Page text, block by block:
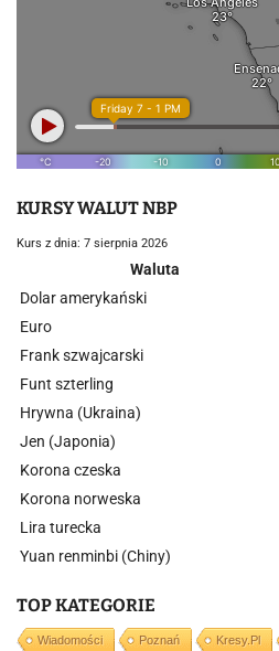
KURSY WALUT NBP
Kurs z dnia: 7 sierpnia 2026
Waluta
Dolar amerykański
Euro
Frank szwajcarski
Funt szterling
Hrywna (Ukraina)
Jen (Japonia)
Korona czeska
Korona norweska
Lira turecka
Yuan renminbi (Chiny)
TOP KATEGORIE
Wiadomości Poznań Kresy.pl